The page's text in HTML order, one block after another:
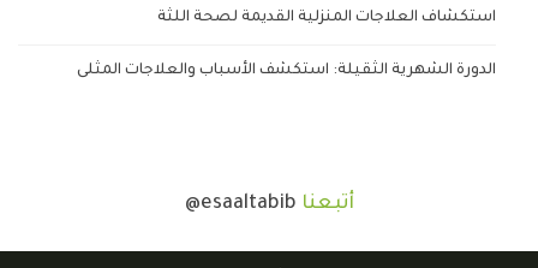
استكشاف العلاجات المنزلية القديمة لصحة اللثة
الدورة الشهرية الثقيلة: استكشف الأسباب والعلاجات المثلى
أتبعنا @esaaltabib